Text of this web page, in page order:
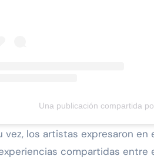
Una publicación compartida
vez, los artistas expresaron
compartidas entre